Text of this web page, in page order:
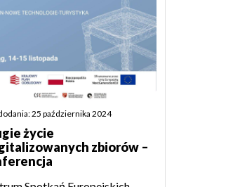
25 października 2024
życie
zbiorów –